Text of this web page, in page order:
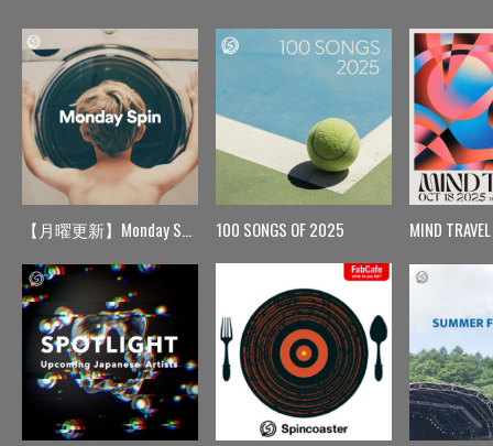
【月曜更新】Monday Spin 100 SONGS OF 2025 MIND TRAVEL